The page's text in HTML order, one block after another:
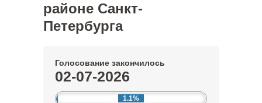
районе Санкт-
Петербурга
Голосование закончилось
02-07-2026
1.1%